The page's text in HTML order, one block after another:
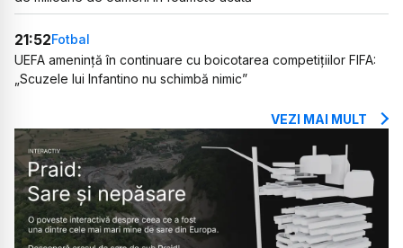
21:52Fotbal
UEFA amenință în continuare cu boicotarea competițiilor FIFA:
„Scuzele lui Infantino nu schimbă nimic”
VEZI MAI MULT